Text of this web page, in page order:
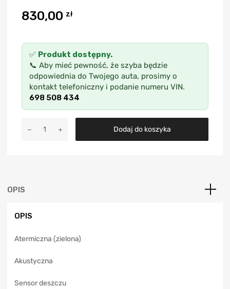
830,00 zł
✅ Produkt dostępny.
📞 Aby mieć pewność, że szyba będzie
odpowiednia do Twojego auta, prosimy o
kontakt telefoniczny i podanie numeru VIN.
698 508 434
Dodaj do koszyka
a
OPIS
OPIS
Atermiczna (zielona)
Akustyczna
Sensor deszczu